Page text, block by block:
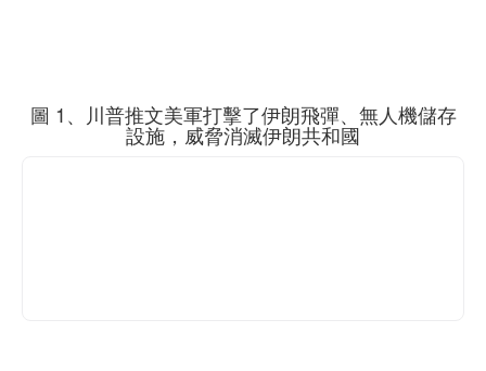
圖 1、川普推文美軍打擊了伊朗飛彈、無人機儲存
設施，威脅消滅伊朗共和國